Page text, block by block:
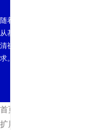
随着全球行业转向大规模自动化和
从基础连接升级为高容量、高韧性
清视频监控流和远程管理工具同时
求。为此类关键…识别最佳5G路由器
首页
扩展未来：为什么4×4 MIMO